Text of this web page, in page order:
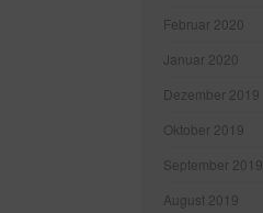
Februar 2020
Januar 2020
Dezember 2019
Oktober 2019
September 2019
August 2019